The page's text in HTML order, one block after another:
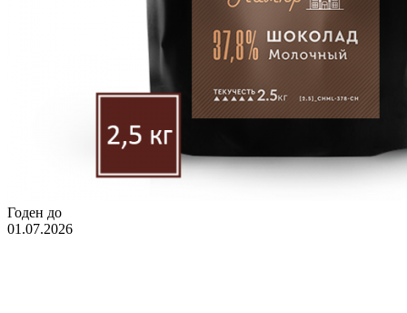
Годен до
01.07.2026